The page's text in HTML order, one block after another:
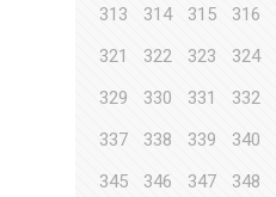
313
314 315 316
321
322 323 324
329
330 331 332
337
338 339 340
345
346 347 348